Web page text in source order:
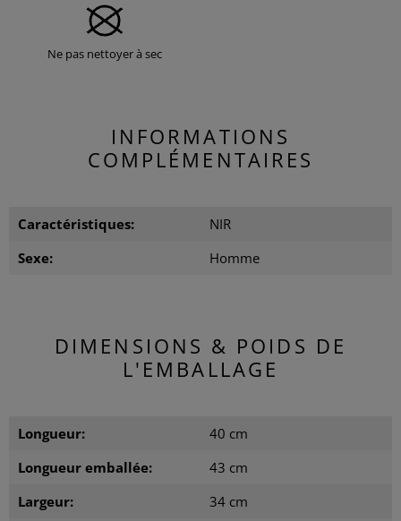
Ne pas nettoyer à sec
INFORMATIONS
COMPLÉMENTAIRES
Caractéristiques:
NIR
Sexe:
Homme
DIMENSIONS & POIDS DE
L'EMBALLAGE
Longueur:
40 cm
Longueur emballée:
43 cm
Largeur:
34 cm